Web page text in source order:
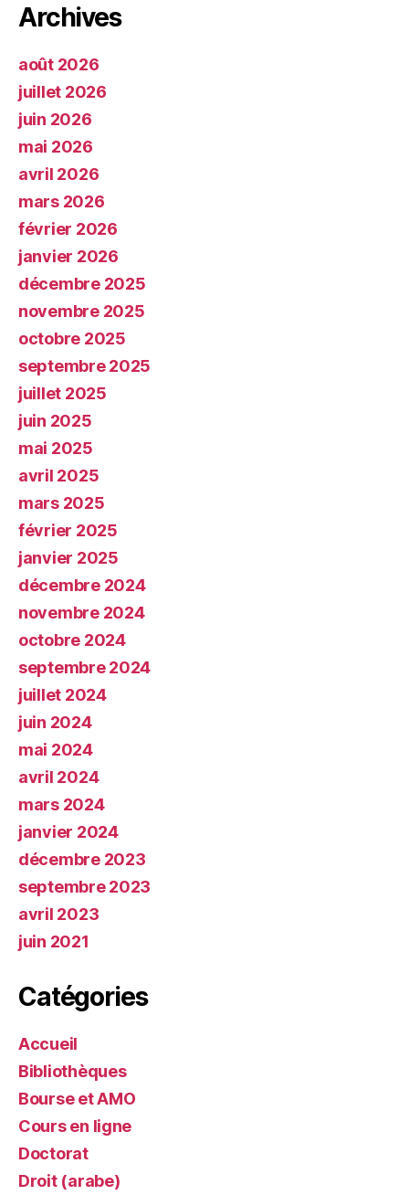
Archives
août 2026
juillet 2026
juin 2026
mai 2026
avril 2026
mars 2026
février 2026
janvier 2026
décembre 2025
novembre 2025
octobre 2025
septembre 2025
juillet 2025
juin 2025
mai 2025
avril 2025
mars 2025
février 2025
janvier 2025
décembre 2024
novembre 2024
octobre 2024
septembre 2024
juillet 2024
juin 2024
mai 2024
avril 2024
mars 2024
janvier 2024
décembre 2023
septembre 2023
avril 2023
juin 2021
Catégories
Accueil
Bibliothèques
Bourse et AMO
Cours en ligne
Doctorat
Droit (arabe)